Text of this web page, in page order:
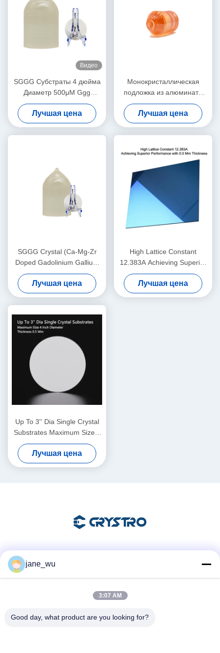
Видео
SGGG Субстраты 4 дюйма
Диаметр 500μM Ggg
Гадолиний Галлий Граннет
Субстраты
Лучшая цена
Монокристаллическая
подложка из алюмината
лантана LaAlO3 для
создания
высокотемпературной
сверхпроводимости и
тонкой пленки с гигантским
магнитосопротивлением
Лучшая цена
SGGG Crystal (Ca-Mg-Zr
Doped Gadolinium Gallium
Garnet),
профессиональный
субстратный материал,
специально применяемый
для эпитаксиального роста
тонких пленок железного
граната висмута
Лучшая цена
High Lattice Constant
12.383A Achieving Superior
Performance with 0.5 Mm
Thickness
Лучшая цена
Up To 3'' Dia Single Crystal
Substrates Maximum Size 4
Inch Diameter Thickness 0.5
Mm
Лучшая цена
jane_wu
3:07 AM
Good day, what product are you looking for?